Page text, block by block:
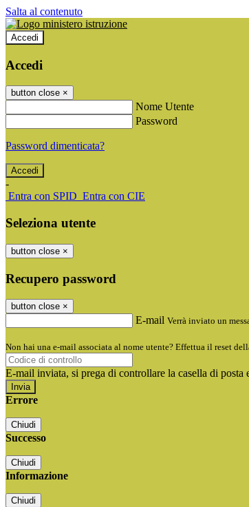
Salta al contenuto
Accedi
Accedi
button close ×
Nome Utente
Password
Password dimenticata?
-
Entra con SPID Entra con CIE
Seleziona utente
button close ×
Recupero password
button close ×
E-mail Verrà inviato un
Non hai una e-mail associata al nome utente? Effettua il reset
E-mail inviata, si prega di controllare la casella di posta
Errore
Chiudi
Successo
Chiudi
Informazione
Chiudi